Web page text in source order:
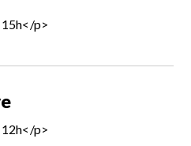
p>
p>